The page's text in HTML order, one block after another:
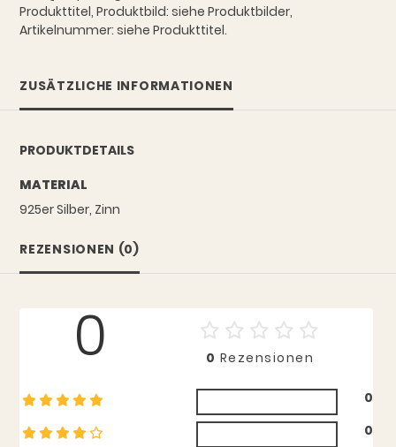
Produkttitel, Produktbild: siehe Produktbilder,
Artikelnummer: siehe Produkttitel.
ZUSÄTZLICHE INFORMATIONEN
PRODUKTDETAILS
MATERIAL
925er Silber, Zinn
REZENSIONEN (0)
0 0 Rezensionen
0
0